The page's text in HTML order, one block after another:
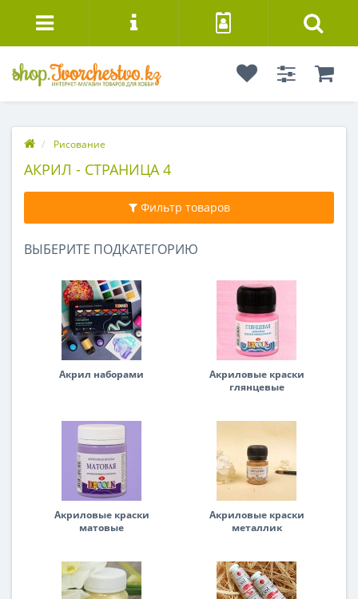
Рисование
АКРИЛ - СТРАНИЦА 4
Фильтр товаров
ВЫБЕРИТЕ ПОДКАТЕГОРИЮ
Акрил наборами
Акриловые краски
глянцевые
Акриловые краски
матовые
Акриловые краски
металлик